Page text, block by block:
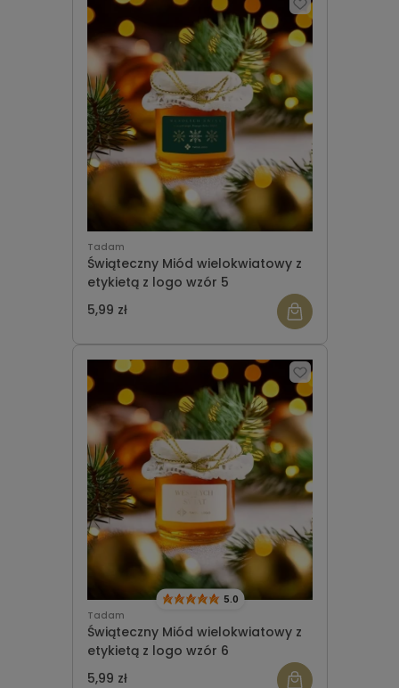
Tadam
Świąteczny Miód wielokwiatowy z
etykietą z logo wzór 5
5,99 zł
Tadam
Świąteczny Miód wielokwiatowy z
etykietą z logo wzór 6
5.0
5,99 zł